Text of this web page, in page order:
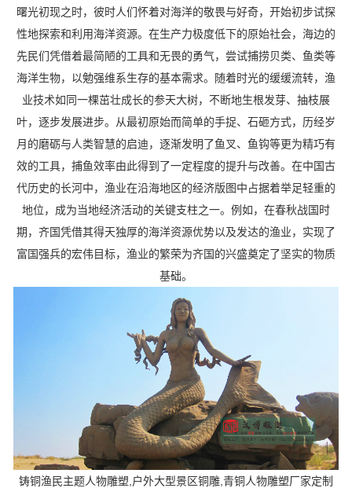
曙光初现之时，彼时人们怀着对海洋的敬畏与好奇，开始初步试探
性地探索和利用海洋资源。在生产力极度低下的原始社会，海边的
先民们凭借着最简陋的工具和无畏的勇气，尝试捕捞贝类、鱼类等
海洋生物，以勉强维系生存的基本需求。随着时光的缓缓流转，渔
业技术如同一棵茁壮成长的参天大树，不断地生根发芽、抽枝展
叶，逐步发展进步。从最初原始而简单的手捉、石砸方式，历经岁
月的磨砺与人类智慧的启迪，逐渐发明了鱼叉、鱼钩等更为精巧有
效的工具，捕鱼效率由此得到了一定程度的提升与改善。在中国古
代历史的长河中，渔业在沿海地区的经济版图中占据着举足轻重的
地位，成为当地经济活动的关键支柱之一。例如，在春秋战国时
期，齐国凭借其得天独厚的海洋资源优势以及发达的渔业，实现了
富国强兵的宏伟目标，渔业的繁荣为齐国的兴盛奠定了坚实的物质
基础。
铸铜渔民主题人物雕塑,户外大型景区铜雕,青铜人物雕塑厂家定制